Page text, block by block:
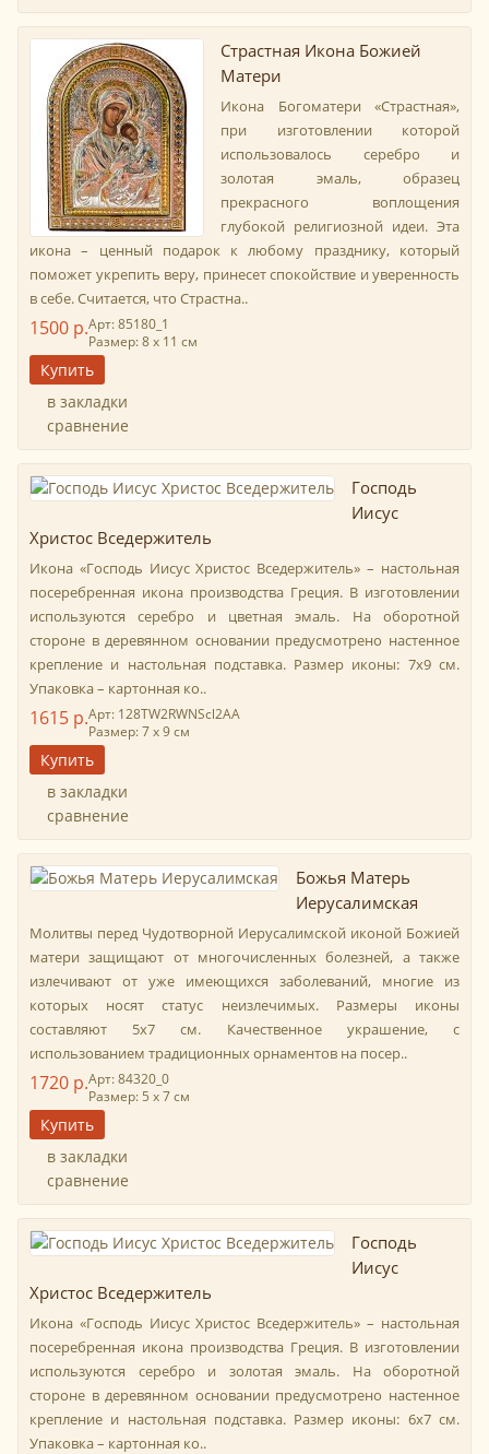
Страстная Икона Божией
Матери
Икона Богоматери «Страстная»,
при изготовлении которой
использовалось серебро и
золотая эмаль, образец
прекрасного воплощения
глубокой религиозной идеи. Эта
икона – ценный подарок к любому празднику, который
поможет укрепить веру, принесет спокойствие и уверенность
в себе. Считается, что Страстна..
1500 р.Арт: 85180_1
Размер: 8 х 11 см
в закладки
сравнение
Господь
Иисус
Христос Вседержитель
Икона «Господь Иисус Христос Вседержитель» – настольная
посеребренная икона производства Греция. В изготовлении
используются серебро и цветная эмаль. На оборотной
стороне в деревянном основании предусмотрено настенное
крепление и настольная подставка. Размер иконы: 7х9 см.
Упаковка – картонная ко..
1615 р.Арт: 128TW2RWNScl2AA
Размер: 7 х 9 см
в закладки
сравнение
Божья Матерь
Иерусалимская
Молитвы перед Чудотворной Иерусалимской иконой Божией
матери защищают от многочисленных болезней, а также
излечивают от уже имеющихся заболеваний, многие из
которых носят статус неизлечимых. Размеры иконы
составляют 5х7 см. Качественное украшение, с
использованием традиционных орнаментов на посер..
1720 р.Арт: 84320_0
Размер: 5 х 7 см
в закладки
сравнение
Господь
Иисус
Христос Вседержитель
Икона «Господь Иисус Христос Вседержитель» – настольная
посеребренная икона производства Греция. В изготовлении
используются серебро и золотая эмаль. На оборотной
стороне в деревянном основании предусмотрено настенное
крепление и настольная подставка. Размер иконы: 6х7 см.
Упаковка – картонная ко..